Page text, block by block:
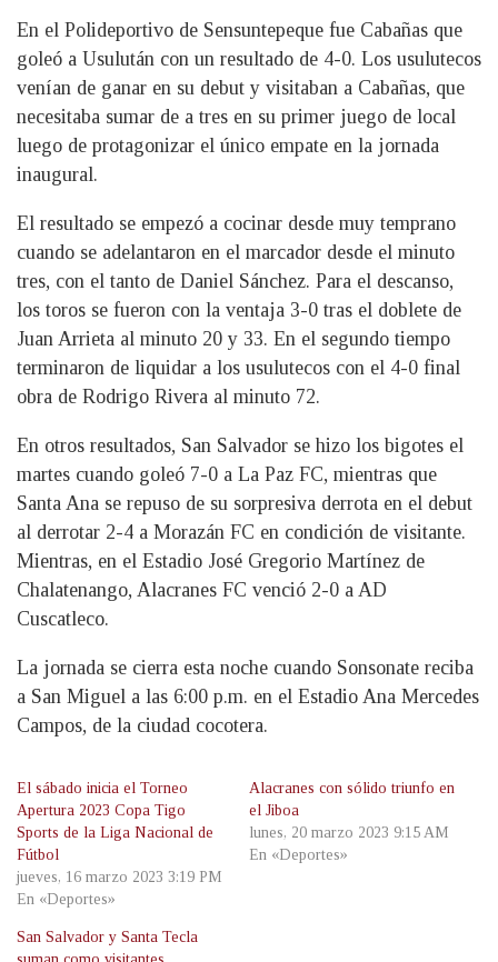
En el Polideportivo de Sensuntepeque fue Cabañas que
goleó a Usulután con un resultado de 4-0. Los usulutecos
venían de ganar en su debut y visitaban a Cabañas, que
necesitaba sumar de a tres en su primer juego de local
luego de protagonizar el único empate en la jornada
inaugural.
El resultado se empezó a cocinar desde muy temprano
cuando se adelantaron en el marcador desde el minuto
tres, con el tanto de Daniel Sánchez. Para el descanso,
los toros se fueron con la ventaja 3-0 tras el doblete de
Juan Arrieta al minuto 20 y 33. En el segundo tiempo
terminaron de liquidar a los usulutecos con el 4-0 final
obra de Rodrigo Rivera al minuto 72.
En otros resultados, San Salvador se hizo los bigotes el
martes cuando goleó 7-0 a La Paz FC, mientras que
Santa Ana se repuso de su sorpresiva derrota en el debut
al derrotar 2-4 a Morazán FC en condición de visitante.
Mientras, en el Estadio José Gregorio Martínez de
Chalatenango, Alacranes FC venció 2-0 a AD
Cuscatleco.
La jornada se cierra esta noche cuando Sonsonate reciba
a San Miguel a las 6:00 p.m. en el Estadio Ana Mercedes
Campos, de la ciudad cocotera.
El sábado inicia el Torneo
Apertura 2023 Copa Tigo
Sports de la Liga Nacional de
Fútbol
jueves, 16 marzo 2023 3:19 PM
En «Deportes»
Alacranes con sólido triunfo en
el Jiboa
lunes, 20 marzo 2023 9:15 AM
En «Deportes»
San Salvador y Santa Tecla